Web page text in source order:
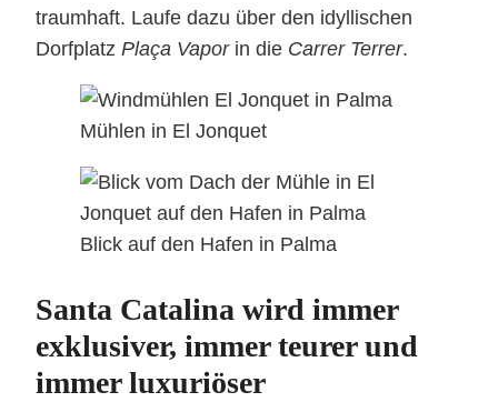
traumhaft. Laufe dazu über den idyllischen
Dorfplatz Plaça Vaporin die Carrer Terrer.
Mühlen in El Jonquet
Blick auf den Hafen in Palma
Santa Catalina wird immer
exklusiver, immer teurer und
immer luxuriöser